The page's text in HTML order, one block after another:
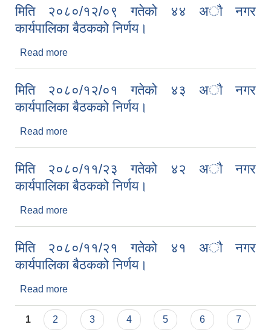
मिति २०८०/१२/०९ गतेको ४४ अाै नगर
कार्यपालिका बैठकको निर्णय।
Read more
मिति २०८०/१२/०१ गतेको ४३ अाै नगर
कार्यपालिका बैठकको निर्णय।
Read more
मिति २०८०/११/२३ गतेको ४२ अाै नगर
कार्यपालिका बैठकको निर्णय।
Read more
मिति २०८०/११/२१ गतेको ४१ अाै नगर
कार्यपालिका बैठकको निर्णय।
Read more
Pages
1 2 3 4 5 6
7